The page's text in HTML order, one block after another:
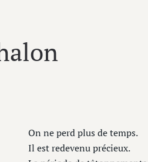
On ne perd plus de temps.
Il est redevenu précieux.